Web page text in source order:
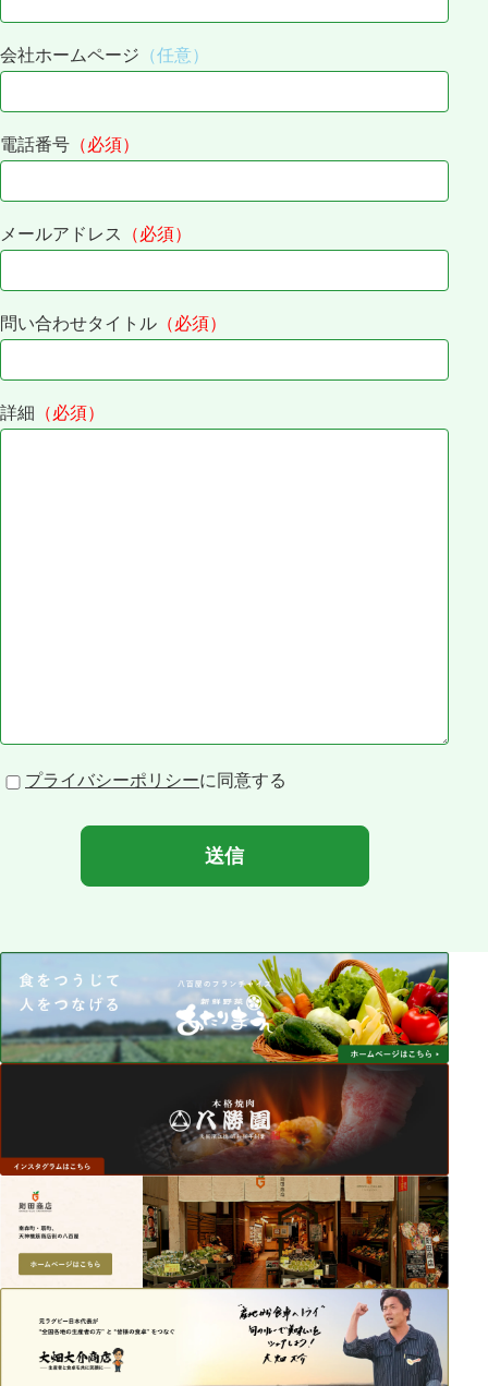
会社ホームページ （任意）
電話番号 （必須）
メールアドレス （必須）
問い合わせタイトル （必須）
詳細 （必須）
プライバシーポリシーに同意する